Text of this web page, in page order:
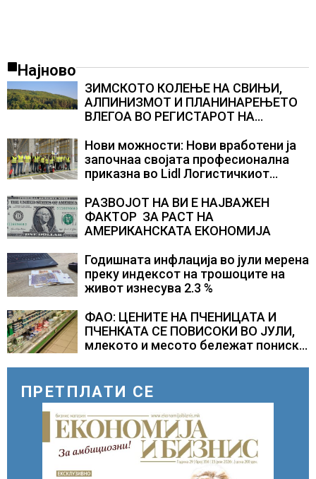
Најново
ЗИМСКОТО КОЛЕЊЕ НА СВИЊИ,
АЛПИНИЗМОТ И ПЛАНИНАРЕЊЕТО
ВЛЕГОА ВО РЕГИСТАРОТ НА
СЛОВЕНИЈА
Нови можности: Нови вработени ја
започнаа својата професионална
приказна во Lidl Логистичкиот
РАЗВОЈОТ НА ВИ Е НАЈВАЖЕН
ФАКТОР ЗА РАСТ НА
АМЕРИКАНСКАТА ЕКОНОМИЈА
Годишната инфлација во јули мерена
преку индексот на трошоците на
живот изнесува 2.3 %
ФАО: ЦЕНИТЕ НА ПЧЕНИЦАТА И
ПЧЕНКАТА СЕ ПОВИСОКИ ВО ЈУЛИ,
млекото и месото бележат пониски
ПРЕТПЛАТИ СЕ